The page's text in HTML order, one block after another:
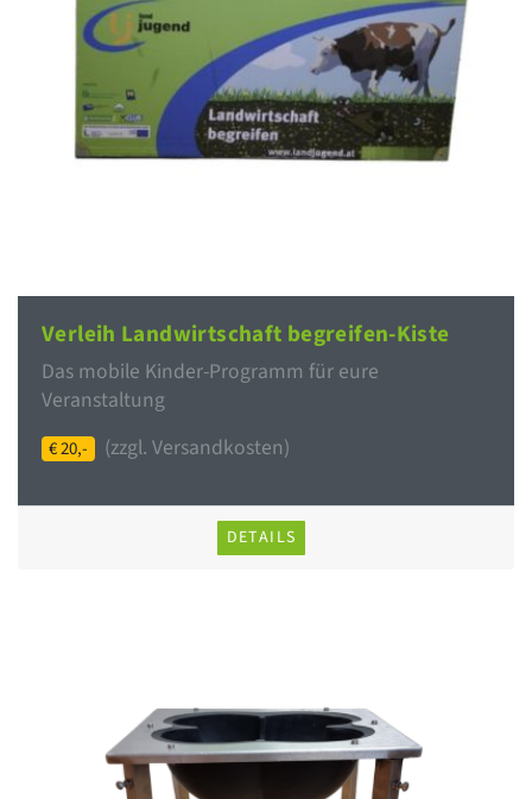
Verleih Landwirtschaft begreifen-Kiste
Das mobile Kinder-Programm für eure
Veranstaltung
€ 20,- (zzgl. Versandkosten)
DETAILS